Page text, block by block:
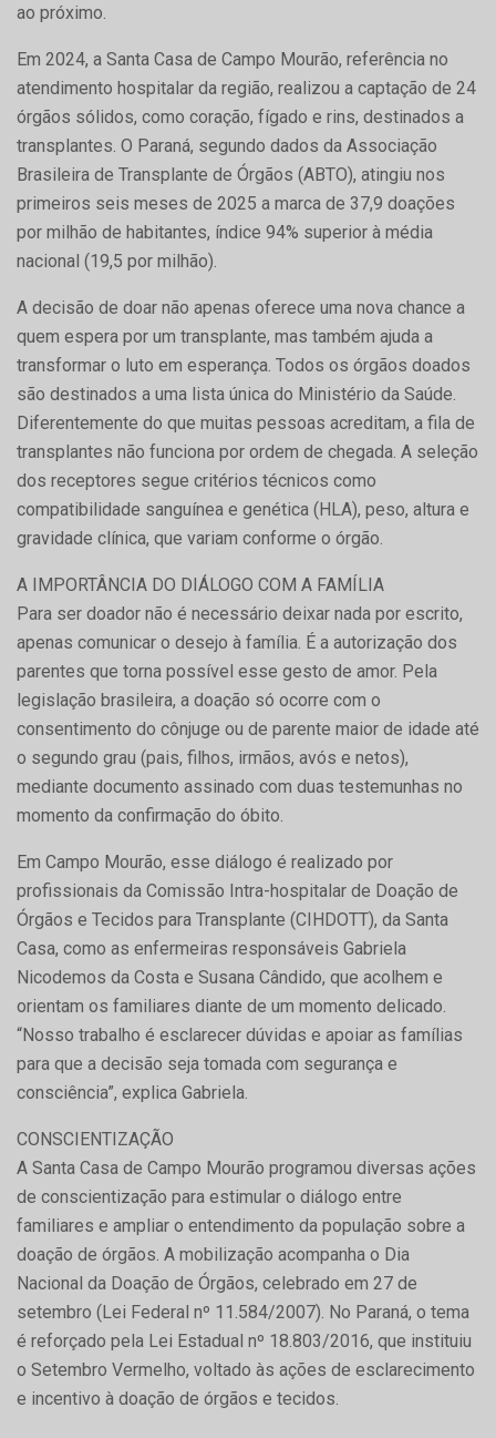
ao próximo.
Em 2024, a Santa Casa de Campo Mourão, referência no
atendimento hospitalar da região, realizou a captação de 24
órgãos sólidos, como coração, fígado e rins, destinados a
transplantes. O Paraná, segundo dados da Associação
Brasileira de Transplante de Órgãos (ABTO), atingiu nos
primeiros seis meses de 2025 a marca de 37,9 doações
por milhão de habitantes, índice 94% superior à média
nacional (19,5 por milhão).
A decisão de doar não apenas oferece uma nova chance a
quem espera por um transplante, mas também ajuda a
transformar o luto em esperança. Todos os órgãos doados
são destinados a uma lista única do Ministério da Saúde.
Diferentemente do que muitas pessoas acreditam, a fila de
transplantes não funciona por ordem de chegada. A seleção
dos receptores segue critérios técnicos como
compatibilidade sanguínea e genética (HLA), peso, altura e
gravidade clínica, que variam conforme o órgão.
A IMPORTÂNCIA DO DIÁLOGO COM A FAMÍLIA
Para ser doador não é necessário deixar nada por escrito,
apenas comunicar o desejo à família. É a autorização dos
parentes que torna possível esse gesto de amor. Pela
legislação brasileira, a doação só ocorre com o
consentimento do cônjuge ou de parente maior de idade até
o segundo grau (pais, filhos, irmãos, avós e netos),
mediante documento assinado com duas testemunhas no
momento da confirmação do óbito.
Em Campo Mourão, esse diálogo é realizado por
profissionais da Comissão Intra-hospitalar de Doação de
Órgãos e Tecidos para Transplante (CIHDOTT), da Santa
Casa, como as enfermeiras responsáveis Gabriela
Nicodemos da Costa e Susana Cândido, que acolhem e
orientam os familiares diante de um momento delicado.
“Nosso trabalho é esclarecer dúvidas e apoiar as famílias
para que a decisão seja tomada com segurança e
consciência”, explica Gabriela.
CONSCIENTIZAÇÃO
A Santa Casa de Campo Mourão programou diversas ações
de conscientização para estimular o diálogo entre
familiares e ampliar o entendimento da população sobre a
doação de órgãos. A mobilização acompanha o Dia
Nacional da Doação de Órgãos, celebrado em 27 de
setembro (Lei Federal nº 11.584/2007). No Paraná, o tema
é reforçado pela Lei Estadual nº 18.803/2016, que instituiu
o Setembro Vermelho, voltado às ações de esclarecimento
e incentivo à doação de órgãos e tecidos.